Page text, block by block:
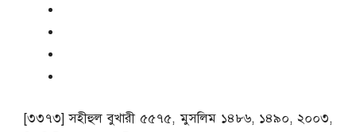
[৩৩৭৩] সহীহুল বুখারী ৫৫৭৫, মুসলিম ১৪৮৬, ১৪৯০, ২০০৩,